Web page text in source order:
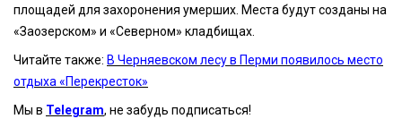
площадей для захоронения умерших. Места будут созданы на
«Заозерском» и «Северном» кладбищах.
Читайте также: В Черняевском лесу в Перми появилось место
отдыха «Перекресток»
Мы в Telegram, не забудь подписаться!